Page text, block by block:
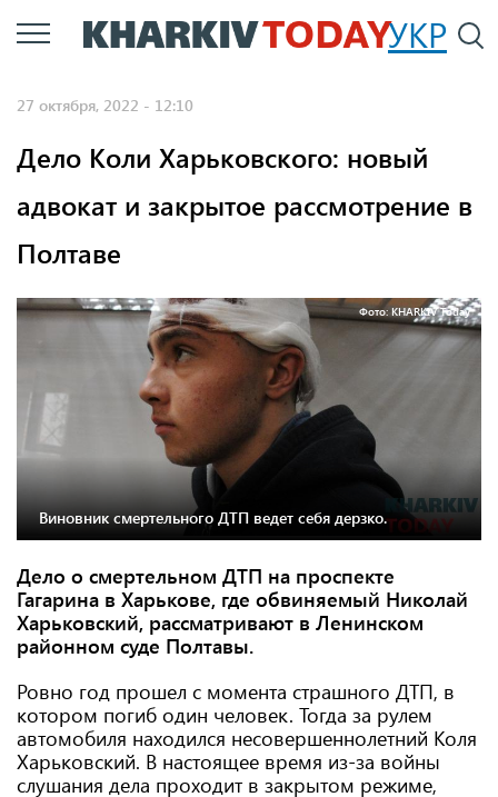
Перейти
к
УКР
27 октября, 2022 - 12:10
Дело Коли Харьковского: новый
адвокат и закрытое рассмотрение в
Полтаве
Фото: KHARKIV Today
Виновник смертельного ДТП ведет себя дерзко.
Дело о смертельном ДТП на проспекте
Гагарина в Харькове, где обвиняемый Николай
Харьковский, рассматривают в Ленинском
районном суде Полтавы.
Ровно год прошел с момента страшного ДТП, в
котором погиб один человек. Тогда за рулем
автомобиля находился несовершеннолетний Коля
Харьковский. В настоящее время из-за войны
слушания дела проходит в закрытом режиме,